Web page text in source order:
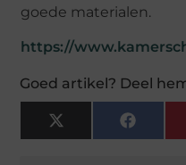
goede materialen.
https://
Goed artikel? Deel
X
(Twitter)